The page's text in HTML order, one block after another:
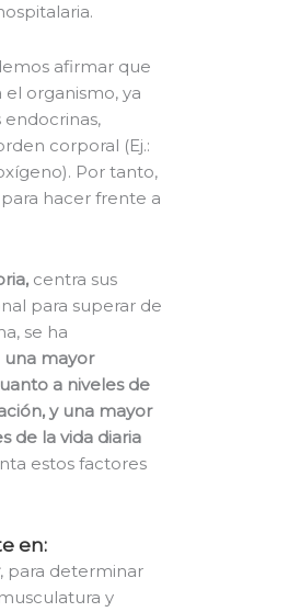
afirmar que
organismo, ya
endocrinas,
corporal (Ej.:
Por tanto,
hacer frente a
centra sus
para superar de
se ha
una mayor
a niveles de
y una mayor
de la vida diaria
estos factores
en:
, para determinar
y